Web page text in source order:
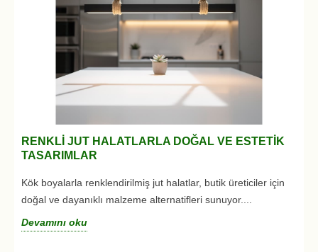
RENKLI JUT HALATLARLA DOĞAL VE ESTETIK
TASARIMLAR
Kök boyalarla renklendirilmiş jut halatlar, butik üreticiler için
doğal ve dayanıklı malzeme alternatifleri sunuyor....
Devamını oku